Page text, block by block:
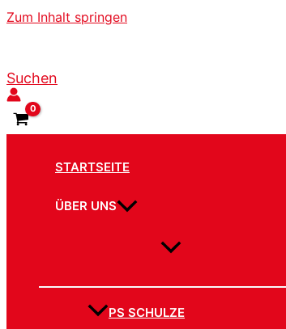
Zum Inhalt springen
Suchen
STARTSEITE
ÜBER UNS
PS SCHULZE